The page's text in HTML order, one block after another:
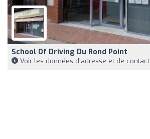
School Of Driving Du Rond Point
Voir les données d'adresse et de contact